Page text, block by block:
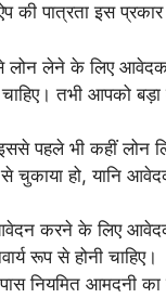
की पात्रता इस
लोन लेने के लिए आवेदक
चाहिए। तभी आपको बड़ा
पहले भी कहीं लोन
चुकाया हो, यानि
करने के लिए
रूप से होनी चाहिए।
नियमित आमदनी का